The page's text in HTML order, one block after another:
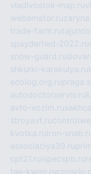
vladivostok-map.ru
webamator.ru
trade-farm.ru
spayderhed-2022.ru
snow-guard.ru
shkurki-karakulya.ru
ecolog.org.ru
autodoctorservis.ru
avto-vozim.ru
stroyavt.ru
kvotka.ru iron-
associaciya39.ru
cpt21.ru ispecspb.ru
tae-kwon.ru